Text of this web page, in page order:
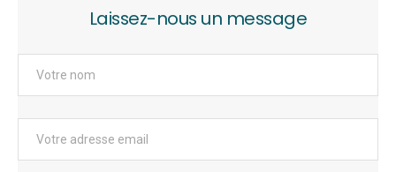
Laissez-nous un message